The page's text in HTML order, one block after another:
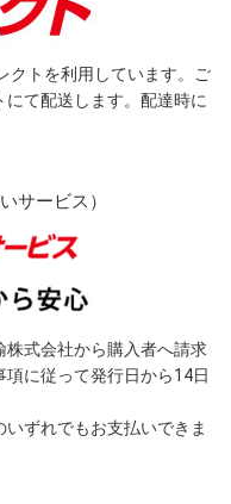
クトを利用しています。ご
て配送します。配達時に
サービス）
株式会社から購入者へ請求
に従って発行日から14日
ずれでもお支払いできま